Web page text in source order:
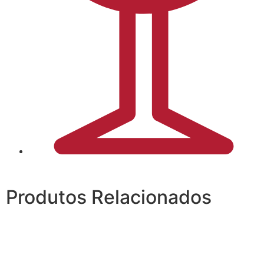
Produtos Relacionados